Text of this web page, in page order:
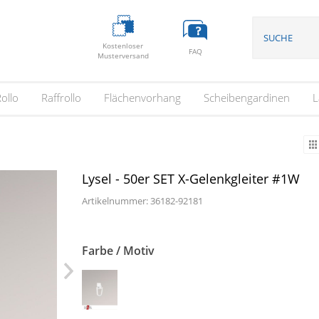
Kostenloser
Musterversand
FAQ
Raffrollo Flächenvorhang Scheibengardinen
Lysel - 50er SET X-Gelenkgleiter #1W
Artikelnummer: 36182-92181
Farbe / Motiv